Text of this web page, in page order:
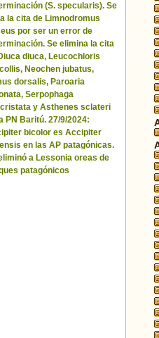
(S. specularis). Se
la cita de Limnodromus
por ser un error de
Se elimina la cita
diuca, Leucochloris
Neochen jubatus,
dorsalis, Paroaria
Serpophaga
y Asthenes sclateri
PN Baritú. 27/9/2024:
bicolor es Accipiter
en las AP patagónicas.
a Lessonia oreas de
patagónicos